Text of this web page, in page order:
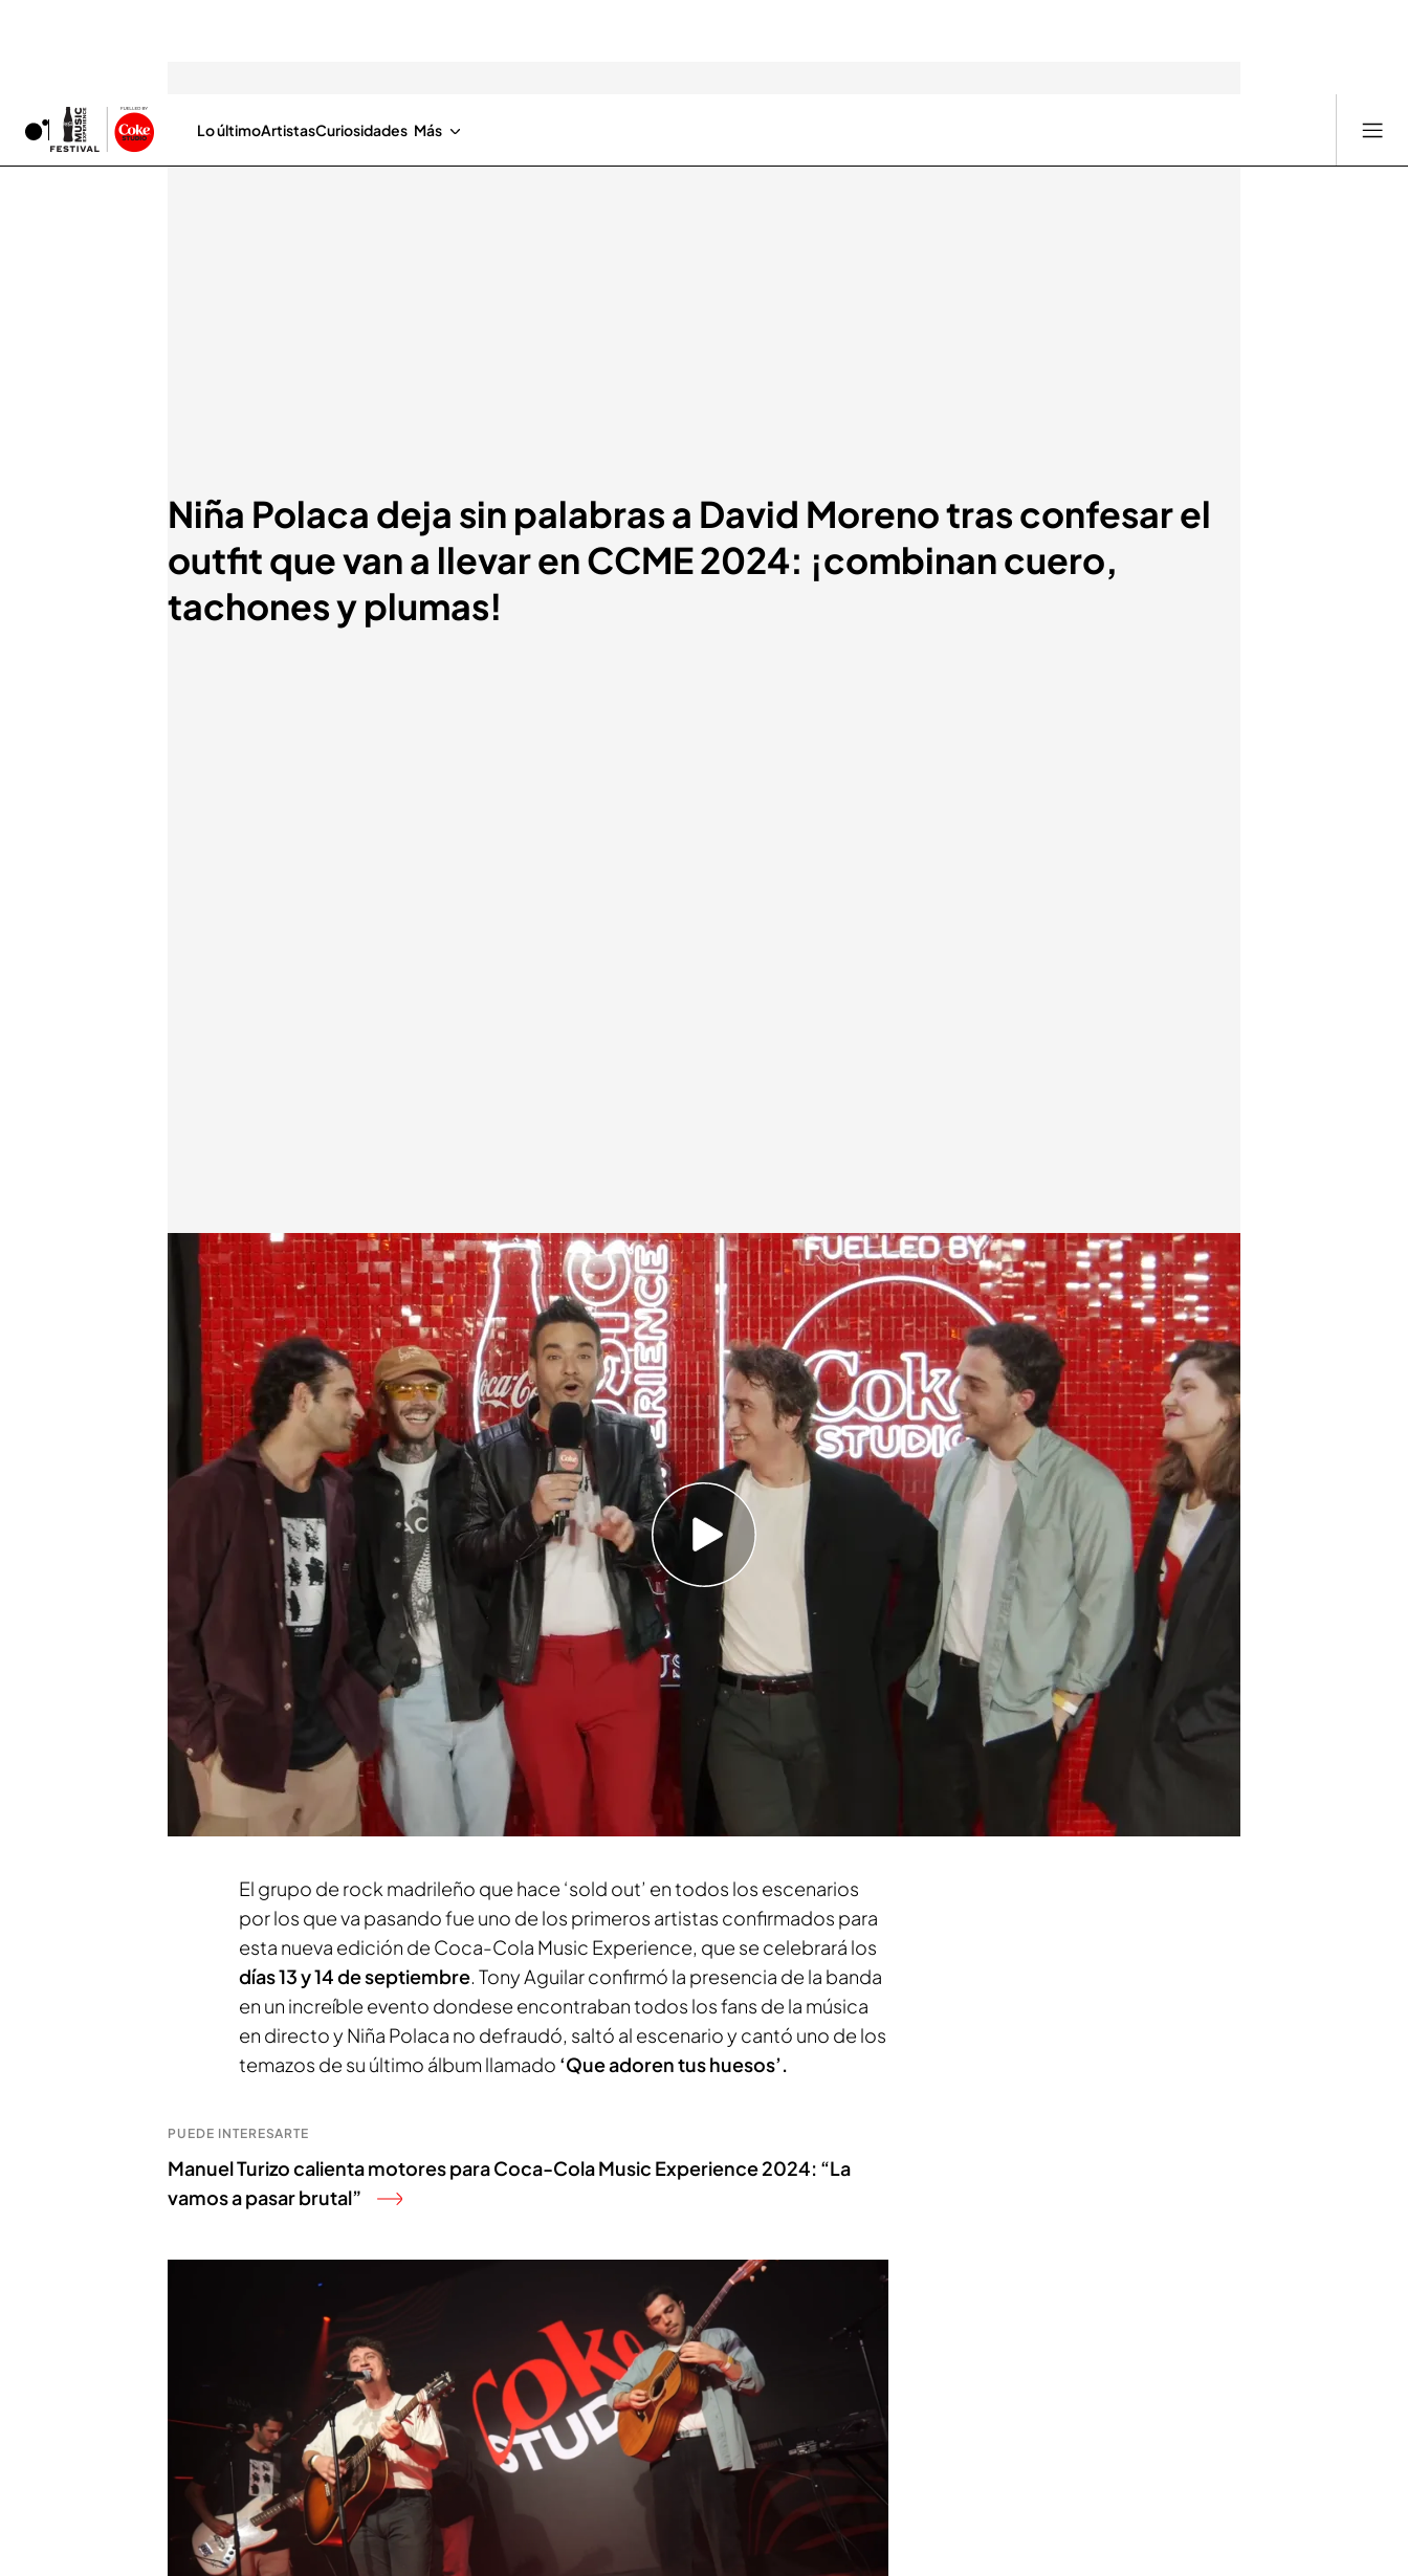
Lo últimoArtistasCuriosidades Más
Niña Polaca deja sin palabras a David Moreno tras confesar el
outfit que van a llevar en CCME 2024: ¡combinan cuero,
tachones y plumas!
El vídeo que muestra la entrevista que David Moreno realiza a los integrantes del grupo Niña Polaca.
cuatro.com
16 ABR 2024 - 12:57h.
David Moreno entrevista a los miembros de Niña Polaca para conocer
todos sus secretos antes de cantar en CCME 2024
La banda deja sin palabras al reportero al detallarle cómo van a ir
vestidos a CCME 2024: "Es una diseñadora increíble..."
Todo lo que no sabías de Mar Lucas: estudió arquitectura, arrasa en
redes y ahora canta con los mejores artistas internacionales
Compartir
Tras la increíble presentación de los primeros seis artistas confirmados
para la nueva edición de
Coca-Cola Music Experience
febrero, los integrantes de
Niña Polaca dieron una
entrevista a David
Moreno
que no tiene ningún desperdicio: ¡confesaron cómo iban a ir
vestidos y quién va a ser su diseñadora!
El grupo de rock madrileño que hace ‘sold out’ en todos los escenarios
por los que va pasando fue uno de los primeros artistas confirmados para
esta nueva edición de Coca-Cola Music Experience, que se celebrará los
días 13 y 14 de septiembre. Tony Aguilar confirmó la presencia de la banda
en un increíble evento dondese encontraban todos los fans de la música
en directo y Niña Polaca no defraudó, saltó al escenario y cantó uno de los
temazos de su último álbum llamado ‘Que adoren tus huesos’.
PUEDE INTERESARTE
Manuel Turizo calienta motores para Coca-Cola Music Experience 2024: “La
vamos a pasar brutal”